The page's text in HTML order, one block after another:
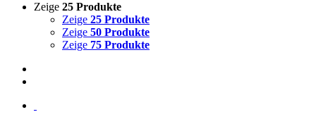
Zeige 25 Produkte
Zeige 25 Produkte
Zeige 50 Produkte
Zeige 75 Produkte